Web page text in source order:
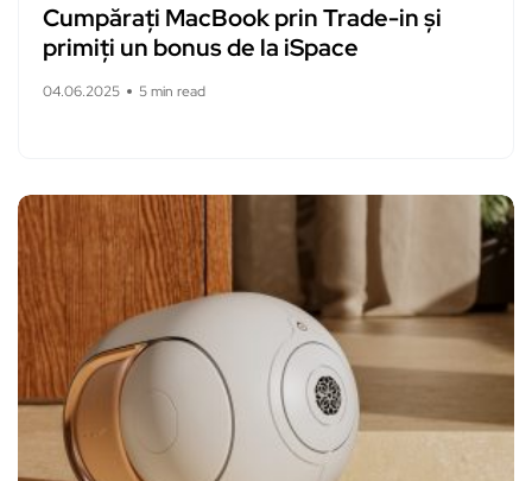
Cumpărați MacBook prin Trade-in și
primiți un bonus de la iSpace
04.06.2025 5 min read